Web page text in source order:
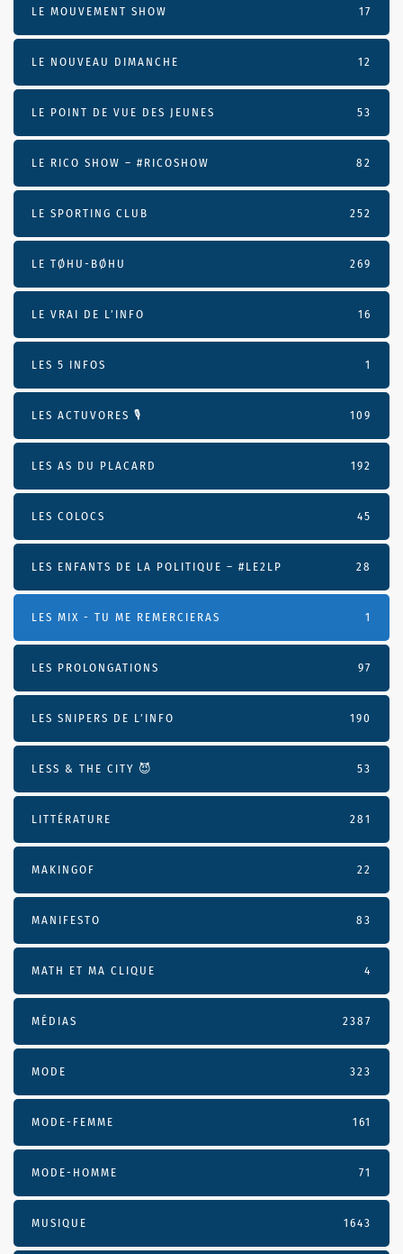
LE MOUVEMENT SHOW 17
LE NOUVEAU DIMANCHE 12
LE POINT DE VUE DES JEUNES 53
LE RICO SHOW – #RICOSHOW 82
LE SPORTING CLUB 252
LE TØHU-BØHU 269
LE VRAI DE L’INFO 16
LES 5 INFOS 1
LES ACTUVORES 🎙 109
LES AS DU PLACARD 192
LES COLOCS 45
LES ENFANTS DE LA POLITIQUE – #LE2LP 28
LES MIX - TU ME REMERCIERAS 1
LES PROLONGATIONS 97
LES SNIPERS DE L’INFO 190
LESS & THE CITY 😈 53
LITTÉRATURE 281
MAKINGOF 22
MANIFESTO 83
MATH ET MA CLIQUE 4
MÉDIAS 2387
MODE 323
MODE-FEMME 161
MODE-HOMME 71
MUSIQUE 1643